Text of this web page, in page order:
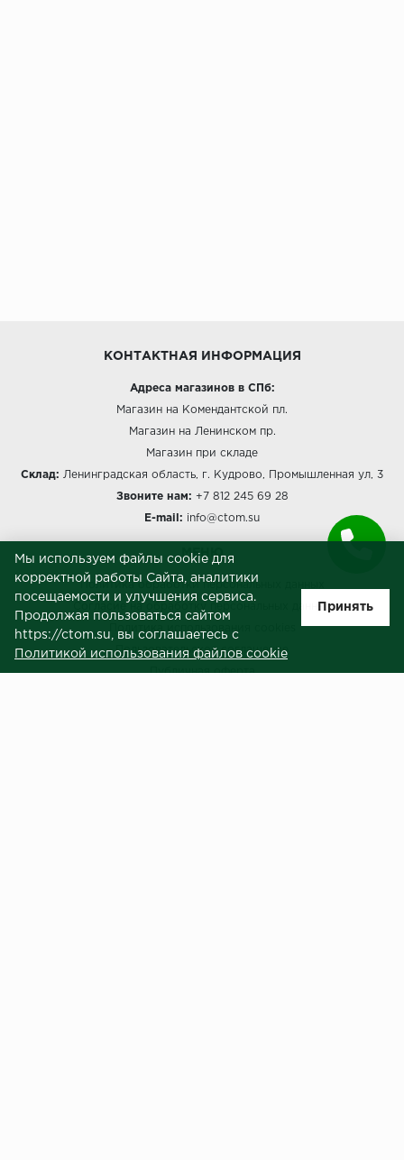
КОНТАКТНАЯ ИНФОРМАЦИЯ
Адреса магазинов в СПб:
Магазин на Комендантской пл.
Магазин на Ленинском пр.
Магазин при складе
Склад: Ленинградская область, г. Кудрово, Промышленная ул, 3
Звоните нам: +7 812 245 69 28
E-mail: info@ctom.su
МЕНЮ
Политика обработки персональных данных
Согласие на обработку персональных данных
Пользовательское соглашение
Публичная оферта
Мы используем файлы cookie для
корректной работы Сайта, аналитики
посещаемости и улучшения сервиса.
Продолжая пользоваться сайтом
https://ctom.su, вы соглашаетесь с
Политикой использования файлов cookie
Принять